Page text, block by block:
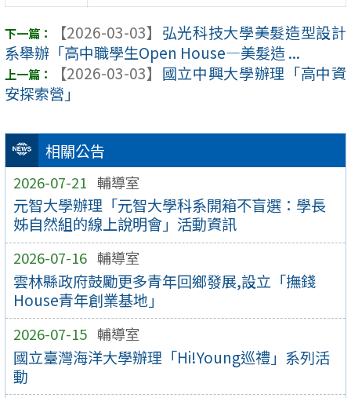
相關公告
2026-07-21 輔導室
元智大學辦理「元智大學科系開箱不盲選：學長
姊自然組的線上說明會」活動資訊
2026-07-16 輔導室
雲林縣政府鼓勵更多青年回鄉發展,設立「撫錢
House青年創業基地」
2026-07-15 輔導室
國立臺灣海洋大學辦理「Hi!Young巡禮」系列活
動
【2026-03-03】 弘光科技大學美髮造型設計
系舉辦「高中職學生Open House—美髮造 ...
【2026-03-03】 國立中興大學辦理「高中資
安探索營」